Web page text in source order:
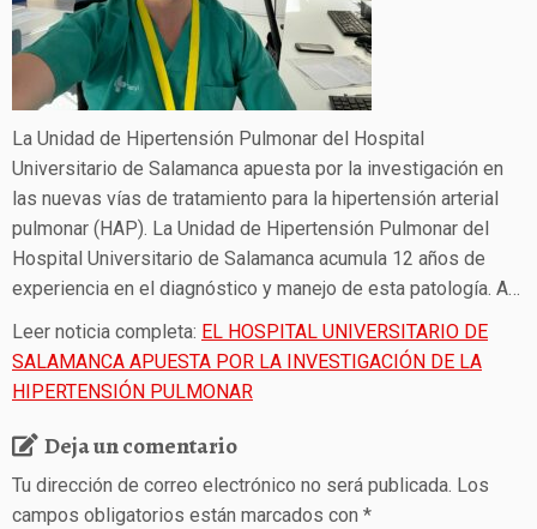
La Unidad de Hipertensión Pulmonar del Hospital
Universitario de Salamanca apuesta por la investigación en
las nuevas vías de tratamiento para la hipertensión arterial
pulmonar (HAP). La Unidad de Hipertensión Pulmonar del
Hospital Universitario de Salamanca acumula 12 años de
experiencia en el diagnóstico y manejo de esta patología. A…
Leer noticia completa: EL HOSPITAL UNIVERSITARIO DE
SALAMANCA APUESTA POR LA INVESTIGACIÓN DE LA
HIPERTENSIÓN PULMONAR
Deja un comentario
Tu dirección de correo electrónico no será publicada. Los
campos obligatorios están marcados con *